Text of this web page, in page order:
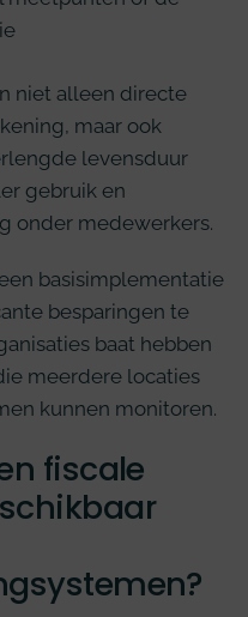
niet alleen directe
maar ook
levensduur
gebruik en
onder medewerkers.
basisimplementatie
besparingen te
baat hebben
meerdere locaties
kunnen monitoren.
fiscale